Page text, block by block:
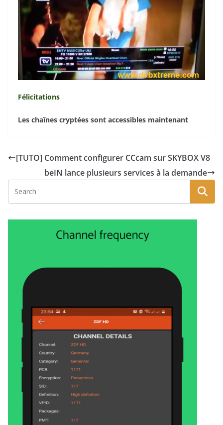
Félicitations
Les chaînes cryptées sont accessibles maintenant
[TUTO] Comment configurer CCcam sur SKYBOX V8
beIN lance plusieurs services à la demande